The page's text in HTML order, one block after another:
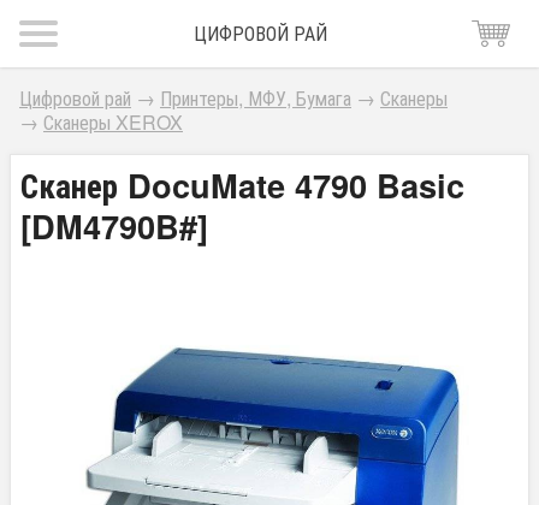
ЦИФРОВОЙ РАЙ
Цифровой рай → Принтеры, МФУ, Бумага → Сканеры
→ Сканеры XEROX
Сканер DocuMate 4790 Basic
[DM4790B#]